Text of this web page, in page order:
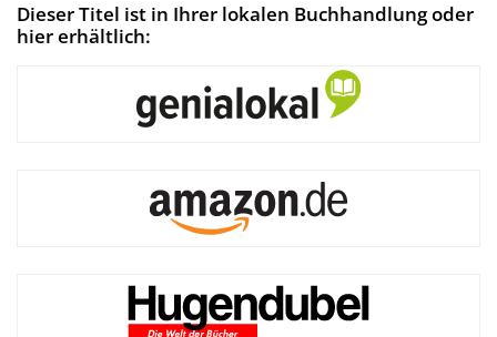
Dieser Titel ist in Ihrer lokalen Buchhandlung oder
hier erhältlich: